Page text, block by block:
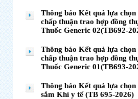
Thông báo Kết quả lựa chọn
chấp thuận trao hợp đồng
Thuốc Generic 02(TB692-
Thông báo Kết quả lựa chọn
chấp thuận trao hợp đồng
Thuốc Generic 01(TB693-
Thông báo Kết quả lựa
sắm Khí y tế (TB 695-2026)